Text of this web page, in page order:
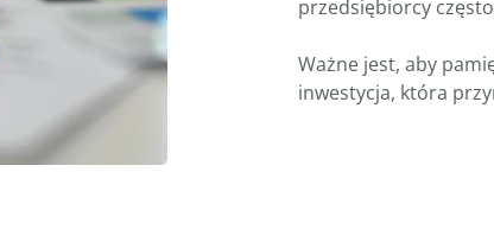
przedsiębiorcy
Ważne jest, aby
inwestycja, która